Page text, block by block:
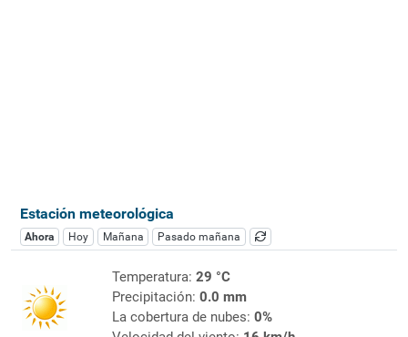
Estación meteorológica
Ahora Hoy Mañana Pasado mañana
Temperatura: 29 °C
Precipitación: 0.0 mm
La cobertura de nubes: 0%